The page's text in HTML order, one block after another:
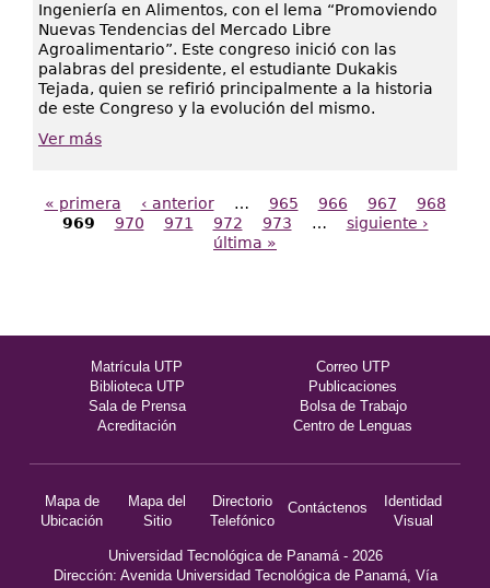
Ingeniería en Alimentos, con el lema “Promoviendo
Nuevas Tendencias del Mercado Libre
Agroalimentario”. Este congreso inició con las
palabras del presidente, el estudiante Dukakis
Tejada, quien se refirió principalmente a la historia
de este Congreso y la evolución del mismo.
Ver más
Páginas
« primera ‹ anterior … 965 966 967
968
969
970 971 972 973 …
siguiente ›
última »
Matrícula UTP
Correo UTP
Biblioteca UTP
Publicaciones
Sala de Prensa
Bolsa de Trabajo
Acreditación
Centro de Lenguas
Mapa de
Ubicación
Mapa del
Sitio
Directorio
Telefónico
Contáctenos
Identidad
Visual
Universidad Tecnológica de Panamá - 2026
Dirección: Avenida Universidad Tecnológica de Panamá, Vía